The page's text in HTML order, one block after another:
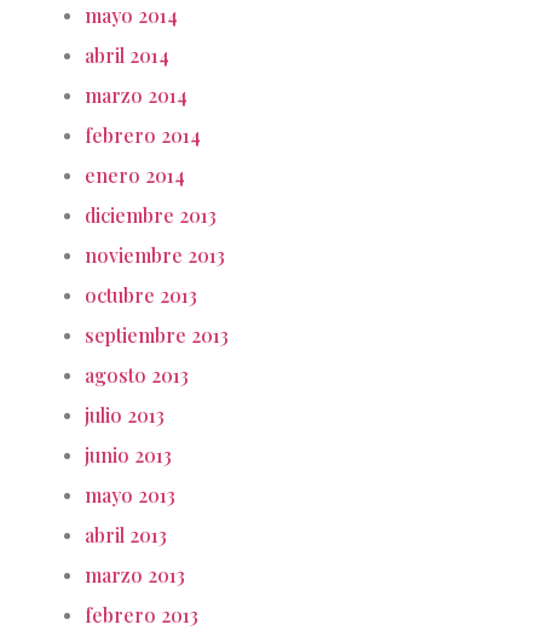
mayo 2014
abril 2014
marzo 2014
febrero 2014
enero 2014
diciembre 2013
noviembre 2013
octubre 2013
septiembre 2013
agosto 2013
julio 2013
junio 2013
mayo 2013
abril 2013
marzo 2013
febrero 2013